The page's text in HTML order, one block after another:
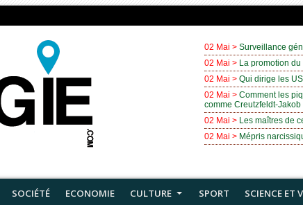
02 Mai > Surveillance
02 Mai > La promotion
02 Mai > Qui dirige les
02 Mai > Comment les
comme Creutzfeldt-Jakob
02 Mai > Les maîtres de
02 Mai > Mépris
SOCIÉTÉ ECONOMIE CULTURE SPORT SCIENCE ET